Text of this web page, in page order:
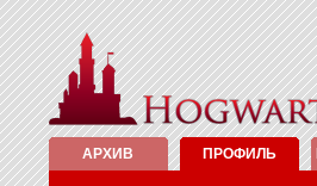
АРХИВ ПРОФИЛЬ